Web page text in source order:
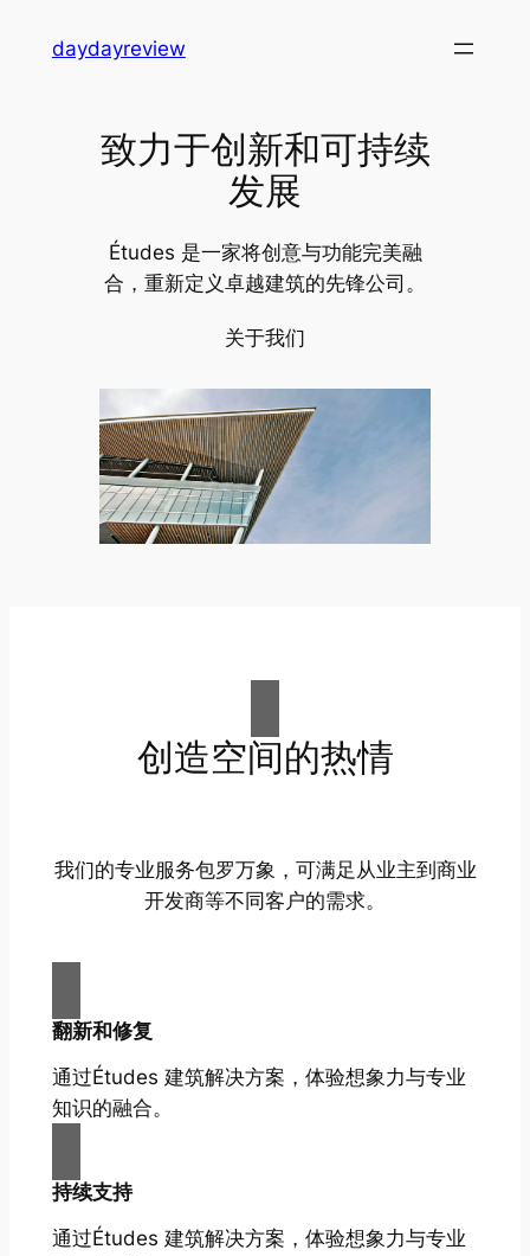
daydayreview
致力于创新和可持续
发展
Études 是一家将创意与功能完美融
合，重新定义卓越建筑的先锋公司。
关于我们
创造空间的热情
我们的专业服务包罗万象，可满足从业主到商业
开发商等不同客户的需求。
翻新和修复
通过Études 建筑解决方案，体验想象力与专业
知识的融合。
持续支持
通过Études 建筑解决方案，体验想象力与专业